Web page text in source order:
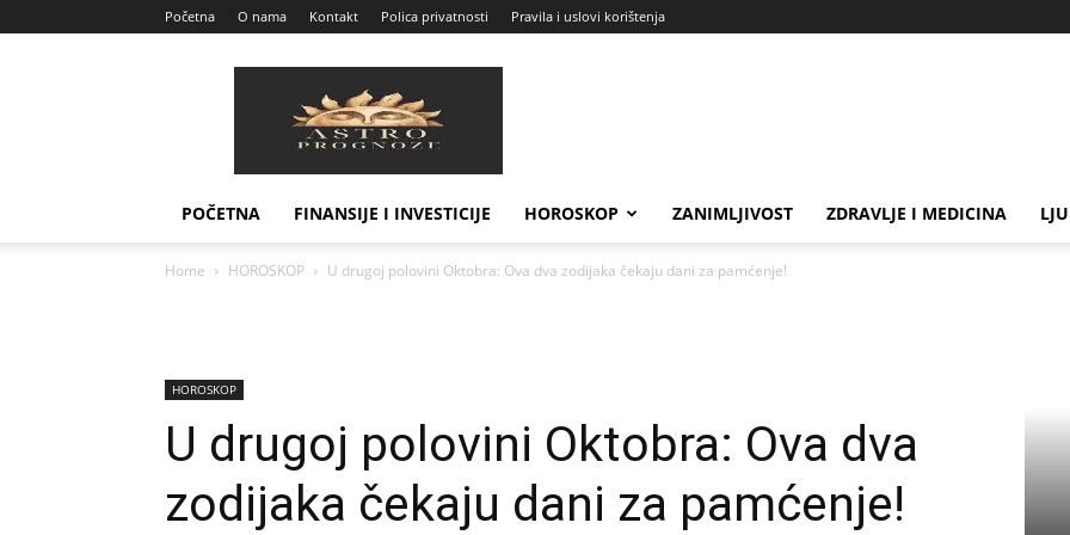
Početna O nama Kontakt Polica privatnosti Pravila i uslovi korištenja
Prognoze
POČETNA FINANSIJE I INVESTICIJE HOROSKOP ZANIMLJIVOST ZDRAVLJE I MEDICINA
Home HOROSKOP U drugoj polovini Oktobra: Ova dva zodijaka čekaju dani za pamćenje!
HOROSKOP
U drugoj polovini Oktobra: Ova dva
zodijaka čekaju dani za pamćenje!